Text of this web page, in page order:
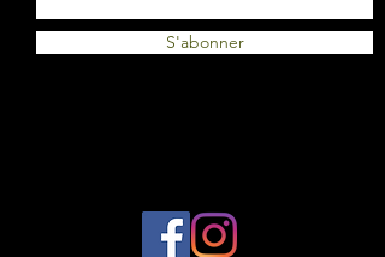
S'abonner